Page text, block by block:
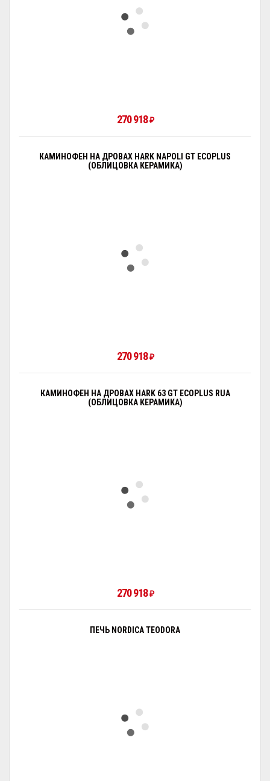
270 918₽
КАМИНОФЕН НА ДРОВАХ HARK NAPOLI GT ECOPLUS
(ОБЛИЦОВКА КЕРАМИКА)
270 918₽
КАМИНОФЕН НА ДРОВАХ HARK 63 GT ECOPLUS RUA
(ОБЛИЦОВКА КЕРАМИКА)
270 918₽
ПЕЧЬ NORDICA TEODORA